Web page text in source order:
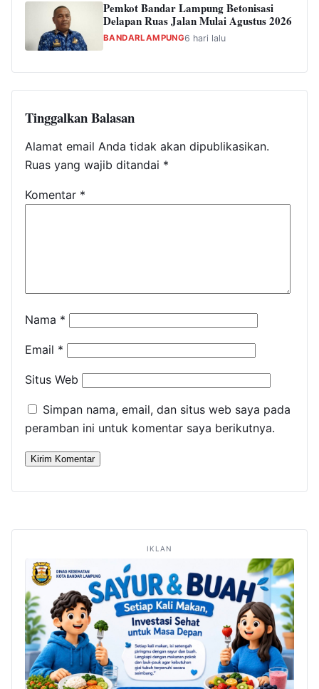
Pemkot Bandar Lampung Betonisasi
Delapan Ruas Jalan Mulai Agustus 2026
BANDARLAMPUNG6 hari lalu
Tinggalkan Balasan
Alamat email Anda tidak akan dipublikasikan.
Ruas yang wajib ditandai *
Komentar *
Nama *
Email *
Situs Web
Simpan nama, email, dan situs web saya pada
peramban ini untuk komentar saya berikutnya.
IKLAN